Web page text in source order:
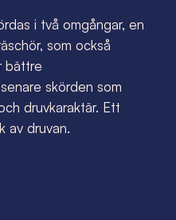
i två omgångar, en
som också
bättre
skörden som
druvkaraktär. Ett
av druvan.